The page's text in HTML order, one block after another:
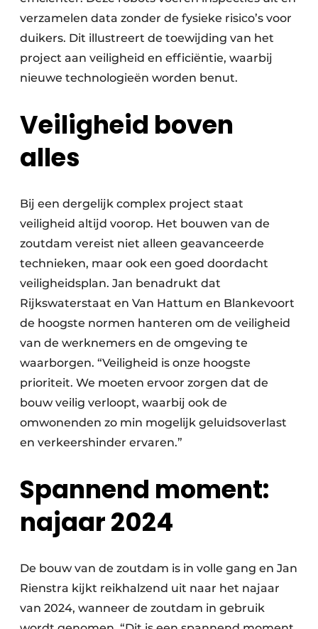
verzamelen data zonder de fysieke risico’s voor
duikers. Dit illustreert de toewijding van het
project aan veiligheid en efficiëntie, waarbij
nieuwe technologieën worden benut.
Veiligheid boven
alles
Bij een dergelijk complex project staat
veiligheid altijd voorop. Het bouwen van de
zoutdam vereist niet alleen geavanceerde
technieken, maar ook een goed doordacht
veiligheidsplan. Jan benadrukt dat
Rijkswaterstaat en Van Hattum en Blankevoort
de hoogste normen hanteren om de veiligheid
van de werknemers en de omgeving te
waarborgen. “Veiligheid is onze hoogste
prioriteit. We moeten ervoor zorgen dat de
bouw veilig verloopt, waarbij ook de
omwonenden zo min mogelijk geluidsoverlast
en verkeershinder ervaren.”
Spannend moment:
najaar 2024
De bouw van de zoutdam is in volle gang en Jan
Rienstra kijkt reikhalzend uit naar het najaar
van 2024, wanneer de zoutdam in gebruik